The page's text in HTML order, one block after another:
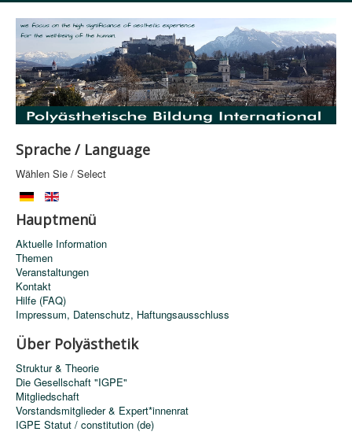
Sprache / Language
Wählen Sie / Select
Hauptmenü
Aktuelle Information
Themen
Veranstaltungen
Kontakt
Hilfe (FAQ)
Impressum, Datenschutz, Haftungsausschluss
Über Polyästhetik
Struktur & Theorie
Die Gesellschaft "IGPE"
Mitgliedschaft
Vorstandsmitglieder & Expert*innenrat
IGPE Statut / constitution (de)